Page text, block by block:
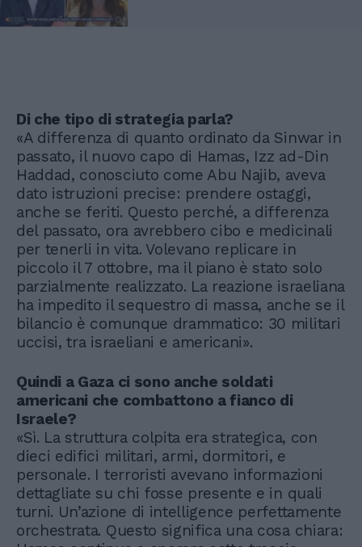
Di che tipo di strategia parla?
«A differenza di quanto ordinato da Sinwar in
passato, il nuovo capo di Hamas, Izz ad-Din
Haddad, conosciuto come Abu Najib, aveva
dato istruzioni precise: prendere ostaggi,
anche se feriti. Questo perché, a differenza
del passato, ora avrebbero cibo e medicinali
per tenerli in vita. Volevano replicare in
piccolo il 7 ottobre, ma il piano è stato solo
parzialmente realizzato. La reazione israeliana
ha impedito il sequestro di massa, anche se il
bilancio è comunque drammatico: 30 militari
uccisi, tra israeliani e americani».
Quindi a Gaza ci sono anche soldati
americani che combattono a fianco di
Israele?
«Sì. La struttura colpita era strategica, con
dieci edifici militari, armi, dormitori, e
personale. I terroristi avevano informazioni
dettagliate su chi fosse presente e in quali
turni. Un’azione di intelligence perfettamente
orchestrata. Questo significa una cosa chiara: